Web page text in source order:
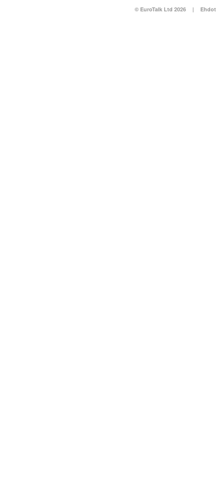
© EuroTalk Ltd 2026 | Ehdot